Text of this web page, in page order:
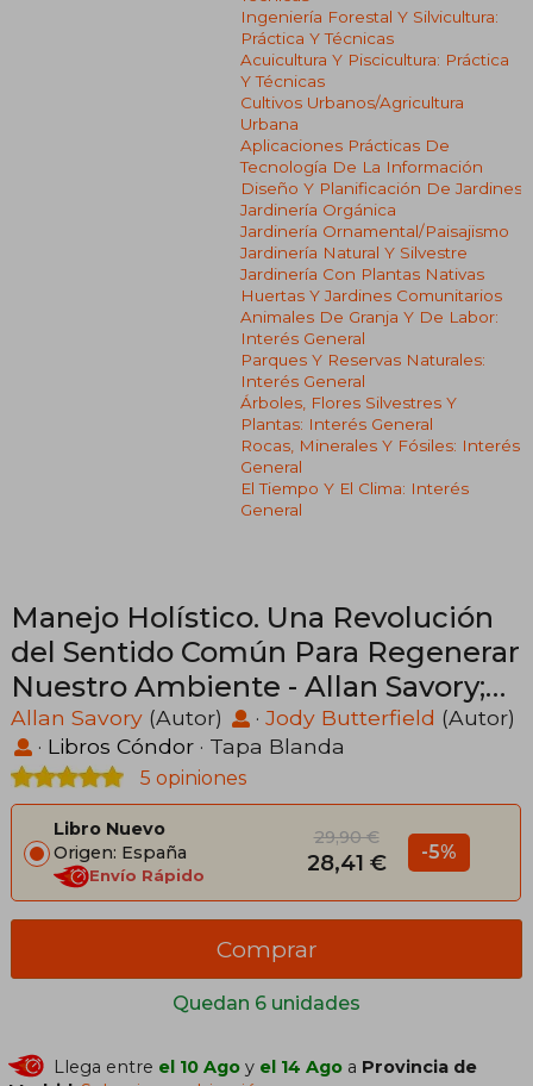
Ingeniería Forestal Y Silvicultura:
Práctica Y Técnicas
Acuicultura Y Piscicultura: Práctica
Y Técnicas
Cultivos Urbanos/agricultura
Urbana
Aplicaciones Prácticas De
Tecnología De La Información
Diseño Y Planificación De Jardines
Jardinería Orgánica
Jardinería Ornamental/paisajismo
Jardinería Natural Y Silvestre
Jardinería Con Plantas Nativas
Huertas Y Jardines Comunitarios
Animales De Granja Y De Labor:
Interés General
Parques Y Reservas Naturales:
Interés General
Árboles, Flores Silvestres Y
Plantas: Interés General
Rocas, Minerales Y Fósiles: Interés
General
El Tiempo Y El Clima: Interés
General
Manejo Holístico. Una Revolución
del Sentido Común Para Regenerar
Nuestro Ambiente - Allan Savory;
Jody Butterfield - Libro Físico
Allan Savory (Autor) · Jody Butterfield (Autor)
· Libros Cóndor · Tapa Blanda
5 opiniones
Libro Nuevo
Origen: España
Envío Rápido
29,90 €
28,41 € -5%
Quedan 6 unidades
Comprar
Llega entre el 10 Ago y el 14 Ago a Provincia de